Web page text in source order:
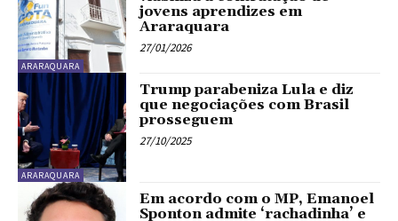
ARARAQUARA
jovens aprendizes em
Araraquara
27/01/2026
ARARAQUARA
Trump parabeniza Lula e diz
que negociações com Brasil
prosseguem
27/10/2025
Em acordo com o MP, Emanoel
Sponton admite ‘rachadinha’ e